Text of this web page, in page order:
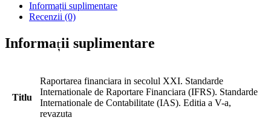
Informații suplimentare
Recenzii (0)
Informații suplimentare
Titlu
Raportarea financiara in secolul XXI. Standarde
Internationale de Raportare Financiara (IFRS). Standarde
Internationale de Contabilitate (IAS). Editia a V-a,
revazuta